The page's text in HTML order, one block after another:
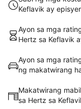
Keflavik ay
Ayon sa mga
Hertz sa Keflavik
Ayon sa mga
ng makatwirang
Makatwirang
sa Hertz sa